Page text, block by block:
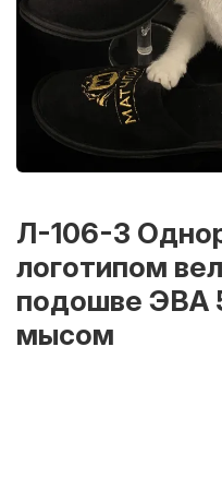
Л-106-3
логотипом
подошве ЭВА
мысом